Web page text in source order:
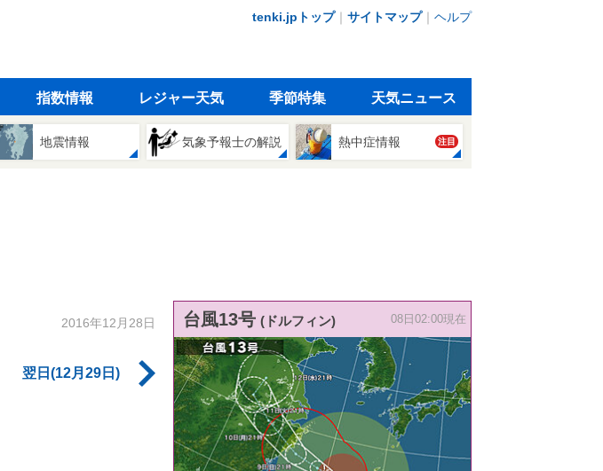
tenki.jpトップ｜ サイトマップ｜ ヘルプ
指数情報 レジャー天気 季節特集 天気ニュース
地震情報 気象予報士の解説 熱中症情報 注目
2016年12月28日
翌日(12月29日)
台風13号 (ドルフィン) 08日02:00現在